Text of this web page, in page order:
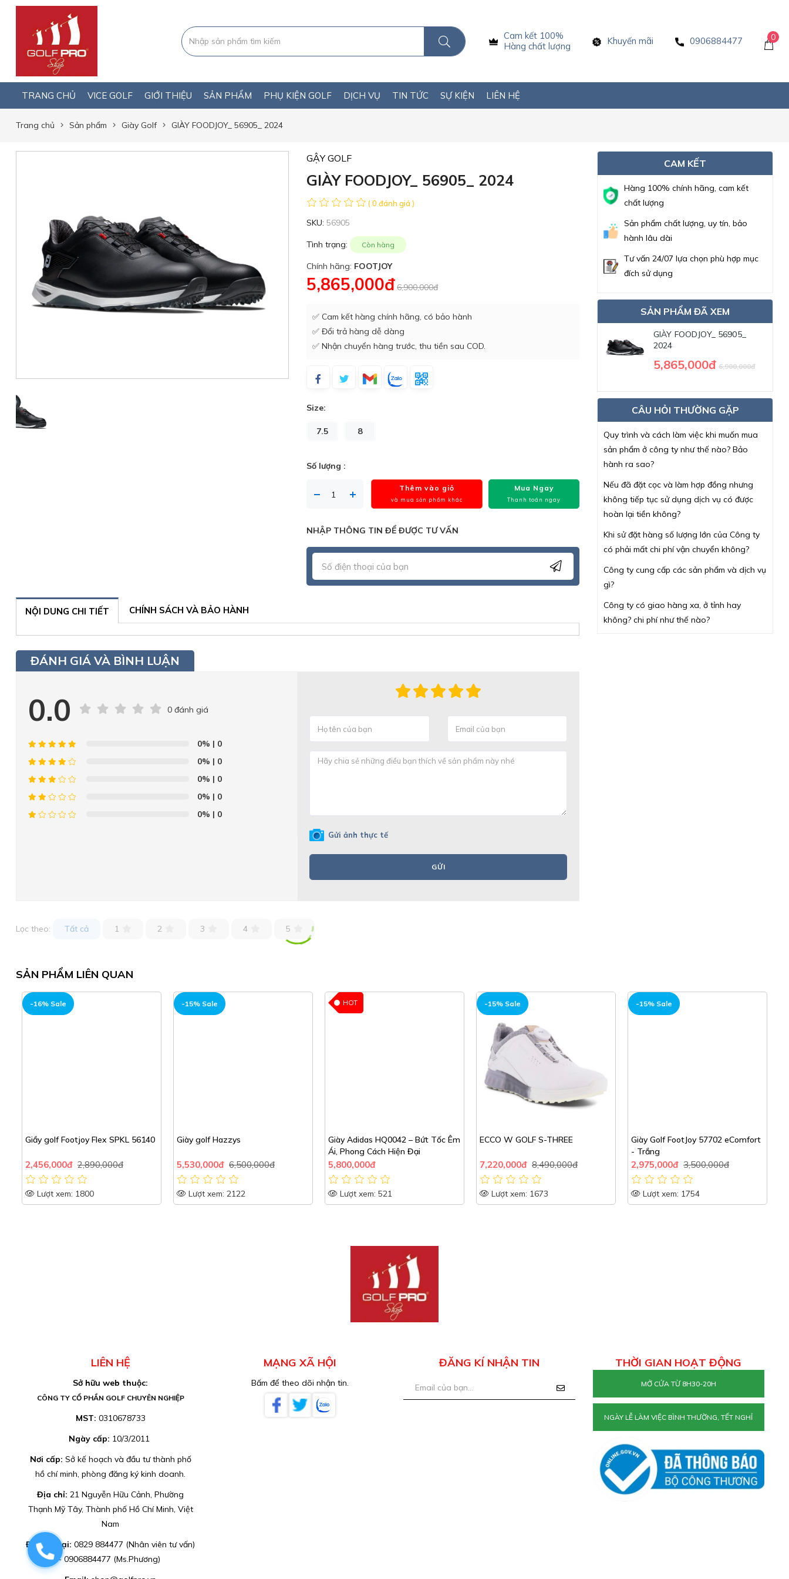
Cam kết 100%
Hàng chất lượng
Khuyến mãi 0906884477 0
TRANG CHỦ VICE GOLF GIỚI THIỆU SẢN PHẨM PHỤ KIỆN GOLF DỊCH VỤ TIN TỨC SỰ KIỆN LIÊN HỆ
Trang chủ Sản phẩm Giày Golf GIÀY FOODJOY_ 56905_ 2024
GẬY GOLF
GIÀY FOODJOY_ 56905_ 2024
( 0 đánh giá )
SKU: 56905
Tình trạng: Còn hàng
Chính hãng: FOOTJOY
5,865,000đ 6,900,000đ
✅ Cam kết hàng chính hãng, có bảo hành
✅ Đổi trả hàng dễ dàng
✅ Nhận chuyển hàng trước, thu tiền sau COD.
Size:
7.5 8
Số lượng :
Thêm vào giỏ
và mua sản phẩm khác
Mua Ngay
Thanh toán ngay
NHẬP THÔNG TIN ĐỂ ĐƯỢC TƯ VẤN
NỘI DUNG CHI TIẾT CHÍNH SÁCH VÀ BẢO HÀNH
ĐÁNH GIÁ VÀ BÌNH LUẬN
0.0 0 đánh giá
0% | 0
0% | 0
0% | 0
0% | 0
0% | 0
Gửi ảnh thực tế
GỬI
Lọc theo: Tất cả 1 2 3 4 5
CAM KẾT
Hàng 100% chính hãng, cam kết
chất lượng
Sản phẩm chất lượng, uy tín, bảo
hành lâu dài
Tư vấn 24/07 lựa chọn phù hợp mục
đích sử dụng
SẢN PHẨM ĐÃ XEM
GIÀY FOODJOY_ 56905_
2024
5,865,000đ 6,900,000đ
CÂU HỎI THƯỜNG GẶP
Quy trình và cách làm việc khi muốn mua
sản phẩm ở công ty như thế nào? Bảo
hành ra sao?
Nếu đã đặt cọc và làm hợp đồng nhưng
không tiếp tục sử dụng dịch vụ có được
hoàn lại tiền không?
Khi sử đặt hàng số lượng lớn của Công ty
có phải mất chi phí vận chuyển không?
Công ty cung cấp các sản phẩm và dịch vụ
gì?
Công ty có giao hàng xa, ở tỉnh hay
không? chi phí như thế nào?
SẢN PHẨM LIÊN QUAN
-16% Sale
Giầy golf Footjoy Flex SPKL 56140
2,456,000đ 2,890,000đ
Lượt xem: 1800
-15% Sale
Giày golf Hazzys
5,530,000đ 6,500,000đ
Lượt xem: 2122
HOT
Giày Adidas HQ0042 – Bứt Tốc Êm
Ái, Phong Cách Hiện Đại
5,800,000đ
Lượt xem: 521
-15% Sale
ECCO W GOLF S-THREE
7,220,000đ 8,490,000đ
Lượt xem: 1673
-15% Sale
Giày Golf FootJoy 57702 eComfort
- Trắng
2,975,000đ 3,500,000đ
Lượt xem: 1754
LIÊN HỆ
Sở hữu web thuộc:
CÔNG TY CỔ PHẦN GOLF CHUYÊN NGHIỆP
MST: 0310678733
Ngày cấp: 10/3/2011
Nơi cấp: Sở kế hoạch và đầu tư thành phố
hồ chí minh, phòng đăng ký kinh doanh.
Địa chỉ:21 Nguyễn Hữu Cảnh, Phường
Thạnh Mỹ Tây, Thành phố Hồ Chí Minh, Việt
Nam
Điện thoại:0829 884477 (Nhân viên tư vấn)
- 0906884477 (Ms.Phương)
MẠNG XÃ HỘI
Bấm để theo dõi nhận tin.
ĐĂNG KÍ NHẬN TIN THỜI GIAN HOẠT ĐỘNG
MỞ CỬA TỪ 8H30-20H
NGÀY LỄ LÀM VIỆC BÌNH THƯỜNG, TẾT NGHỈ
0829884477